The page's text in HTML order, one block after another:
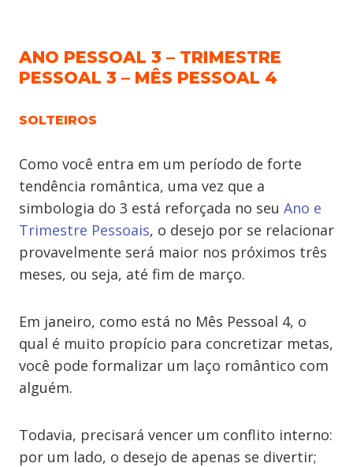
ANO PESSOAL 3 – TRIMESTRE
PESSOAL 3 – MÊS PESSOAL 4
SOLTEIROS
Como você entra em um período de forte
tendência romântica, uma vez que a
simbologia do 3 está reforçada no seu Ano e
Trimestre Pessoais, o desejo por se relacionar
provavelmente será maior nos próximos três
meses, ou seja, até fim de março.
Em janeiro, como está no Mês Pessoal 4, o
qual é muito propício para concretizar metas,
você pode formalizar um laço romântico com
alguém.
Todavia, precisará vencer um conflito interno:
por um lado, o desejo de apenas se divertir;